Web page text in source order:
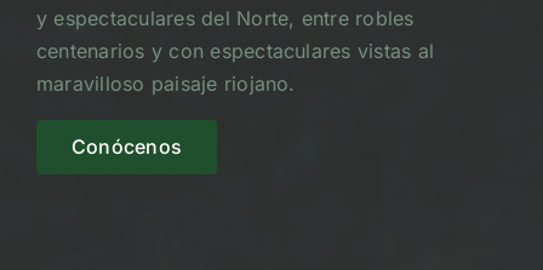
y espectaculares del Norte, entre robles
centenarios y con espectaculares vistas al
maravilloso paisaje riojano.
Conócenos